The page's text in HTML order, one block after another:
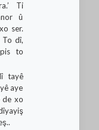
Ti
û
ser.
To dî,
to
tayê
aye
de xo